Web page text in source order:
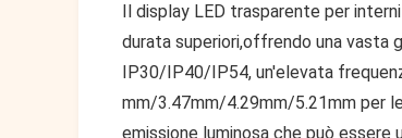
Il display LED trasparente per
durata superiori,offrendo una vasta
IP30/IP40/IP54, un'elevata
mm/3.47mm/4.29mm/5.21mm per
emissione luminosa che può